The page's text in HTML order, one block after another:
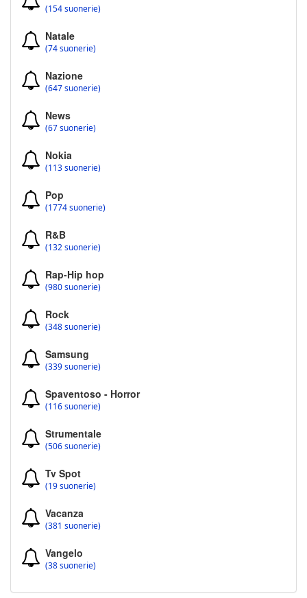
(154 suonerie)
Natale
(74 suonerie)
Nazione
(647 suonerie)
News
(67 suonerie)
Nokia
(113 suonerie)
Pop
(1774 suonerie)
R&B
(132 suonerie)
Rap-Hip hop
(980 suonerie)
Rock
(348 suonerie)
Samsung
(339 suonerie)
Spaventoso - Horror
(116 suonerie)
Strumentale
(506 suonerie)
Tv Spot
(19 suonerie)
Vacanza
(381 suonerie)
Vangelo
(38 suonerie)